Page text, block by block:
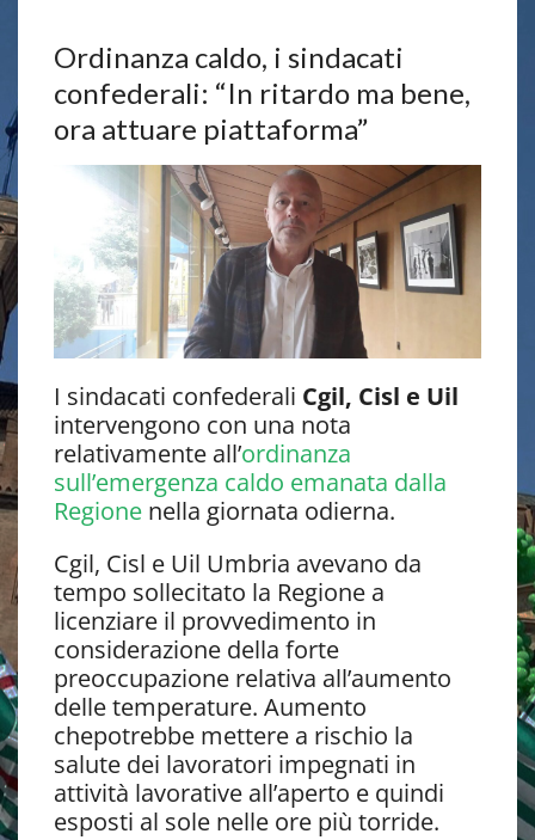
Ordinanza caldo, i sindacati
confederali: “In ritardo ma bene,
ora attuare piattaforma”
I sindacati confederali Cgil, Cisl e Uil
intervengono con una nota
relativamente all’ordinanza
sull’emergenza caldo emanata dalla
Regione nella giornata odierna.
Cgil, Cisl e Uil Umbria avevano da
tempo sollecitato la Regione a
licenziare il provvedimento in
considerazione della forte
preoccupazione relativa all’aumento
delle temperature. Aumento
chepotrebbe mettere a rischio la
salute dei lavoratori impegnati in
attività lavorative all’aperto e quindi
esposti al sole nelle ore più torride.